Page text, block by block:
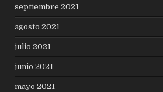
septiembre 2021
agosto 2021
julio 2021
junio 2021
mayo 2021